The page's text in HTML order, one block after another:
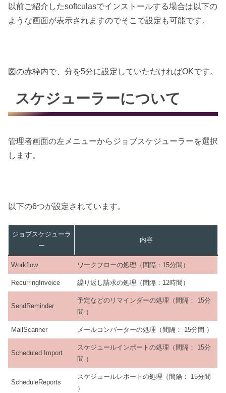
以前ご紹介したsoftculasでインストールする場合は以下の
ような画面が表示されますのでそこで設定も可能です。
図の赤枠内で、分を5分に設定していただければOKです。
スケジューラーについて
管理者画面の左メニューからジョブスケジューラーを選択
します。
以下の6つが設定されています。
ジョブスケジューラ
ー
内容
Workflow ワークフローの処理（間隔：15分間）
RecurringInvoice 繰り返し請求の処理（間隔：12時間）
SendReminder
予定などのリマインダーの処理（間隔： 15分
間 ）
MailScanner メールコンバーターの処理（間隔： 15分間 ）
Scheduled Import
スケジュールインポートの処理（間隔： 15分
間 ）
ScheduleReports
スケジュールレポートの処理（間隔： 15分間
）